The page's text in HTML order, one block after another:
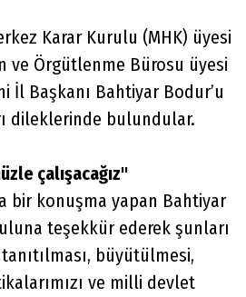
Karar Kurulu (MHK) üyesi
ve Örgütlenme Bürosu üyesi
İl Başkanı Bahtiyar Bodur’u
dileklerinde bulundular.
çalışacağız"
bir konuşma yapan Bahtiyar
teşekkür ederek şunları
büyütülmesi,
ve milli devlet